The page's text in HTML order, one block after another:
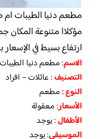
مطعم دنيا الطيبات
مؤكلاا متنوعة
ارتفاع بسيط في
الاسم: مطعم دنيا
التصنيف: عائلات – افراد
النوع :مطعم
الأسعار:معقولة
الأطفال:يوجد
الموسيقى:يوجد